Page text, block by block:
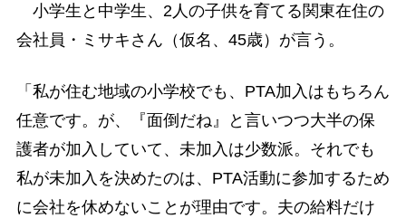
小学生と中学生、2人の子供を育てる関東在住の
会社員・ミサキさん（仮名、45歳）が言う。
「私が住む地域の小学校でも、PTA加入はもちろん
任意です。が、『面倒だね』と言いつつ大半の保
護者が加入していて、未加入は少数派。それでも
私が未加入を決めたのは、PTA活動に参加するため
に会社を休めないことが理由です。夫の給料だけ